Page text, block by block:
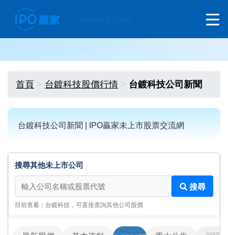
首頁 台鍍科技股價行情 台鍍科技公司新聞
台鍍科技公司新聞 | IPO贏家未上市股票交流網
搜尋其他未上市公司
搜尋其他未上市公司
搜尋
目前查看：台鍍科技，可直接查詢其他公司股價